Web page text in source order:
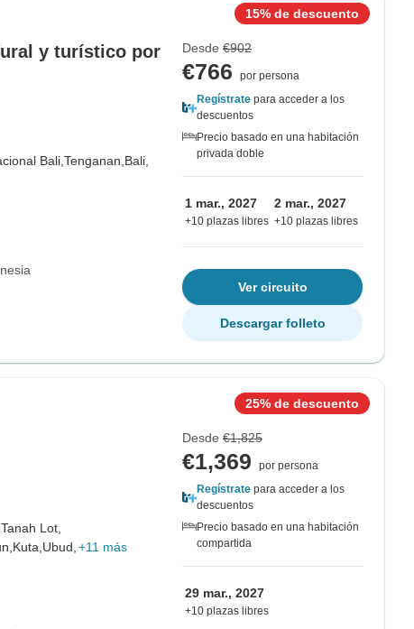
y turístico por
Bali, Tenganan, Bali,
15% de descuento
Desde €902
€766
por persona
Regístrate para acceder a los
descuentos
Precio basado en una habitación
privada doble
1 mar., 2027
+10 plazas libres
2 mar., 2027
+10 plazas libres
Ver circuito
Descargar folleto
Tanah Lot,
Kuta, Ubud, +11 más
25% de descuento
Desde €1,825
€1,369
por persona
Regístrate para acceder a los
descuentos
Precio basado en una habitación
compartida
29 mar., 2027
+10 plazas libres